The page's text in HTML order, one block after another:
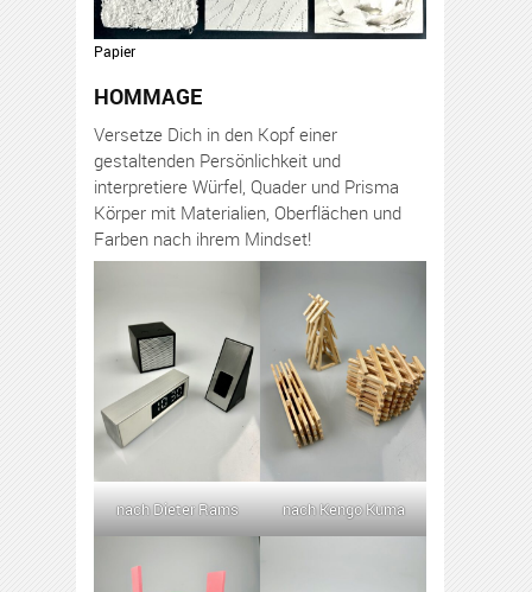
Papier
HOMMAGE
Versetze Dich in den Kopf einer
gestaltenden Persönlichkeit und
interpretiere Würfel, Quader und Prisma
Körper mit Materialien, Oberflächen und
Farben nach ihrem Mindset!
nach Dieter Rams nach Kengo Kuma